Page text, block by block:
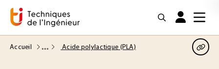
Accueil Acide polylactique (PLA)